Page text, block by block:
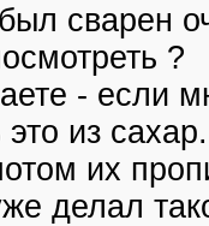
сварен
?
- если
из
их
делал